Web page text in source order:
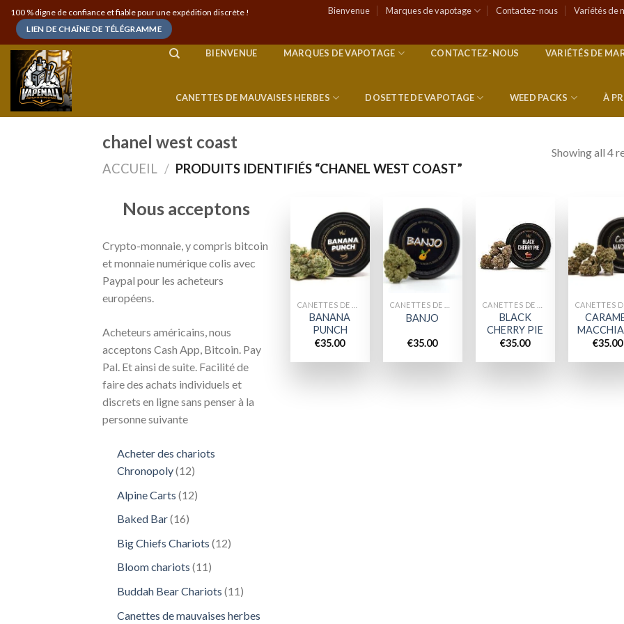
Skip
content
100 % digne de confiance et fiable pour une expédition discrète !
LIEN DE CHAÎNE DE TÉLÉGRAMME
Bienvenue Marques de vapotage Contactez-nous Variétés de
BIENVENUE MARQUES DE VAPOTAGE CONTACTEZ-NOUS VARIÉTÉS DE
CANETTES DE MAUVAISES HERBES DOSETTE DE VAPOTAGE WEED PACKS À
chanel west coast
ACCUEIL / PRODUITS IDENTIFIÉS “CHANEL WEST COAST”
Showing all 4
Nous acceptons
Crypto-monnaie, y compris bitcoin
et monnaie numérique colis avec
Paypal pour les acheteurs
européens.
Acheteurs américains, nous
acceptons Cash App, Bitcoin. Pay
Pal. Et ainsi de suite. Facilité de
faire des achats individuels et
discrets en ligne sans penser à la
personne suivante
Acheter des chariots
Chronopoly 1212
Alpine Carts 1212
Baked Bar 1616
Big Chiefs Chariots 1212
Bloom chariots 1111
Buddah Bear Chariots 1111
Canettes de mauvaises herbes
Add to
wishlist
BANANA
PUNCH
€35.00
Add to
wishlist
BANJO
€35.00
Add to
wishlist
BLACK
CHERRY PIE
€35.00
€35.00